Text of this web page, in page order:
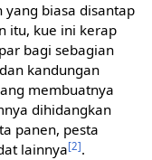
yang biasa disantap
itu, kue ini kerap
bagi sebagian
kandungan
membuatnya
dihidangkan
panen, pesta
lainnya[2].